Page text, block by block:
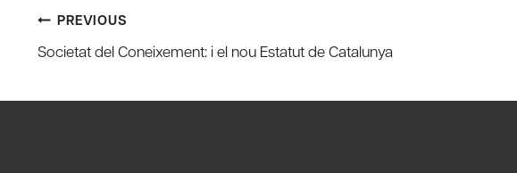
Post
navigation
PREVIOUS
Societat del Coneixement: i el nou Estatut de Catalunya